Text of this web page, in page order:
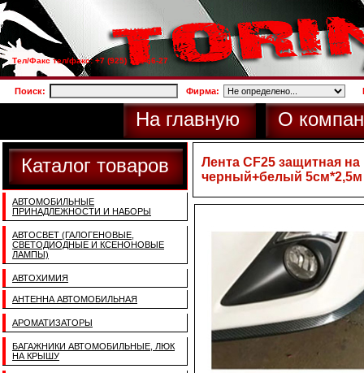
Тел/Факс тел/факс: +7 (925) 733-66-27
Поиск: Фирма:
На главную О
Каталог товаров
АВТОМОБИЛЬНЫЕ
ПРИНАДЛЕЖНОСТИ И НАБОРЫ
АВТОСВЕТ (ГАЛОГЕНОВЫЕ,
СВЕТОДИОДНЫЕ И КСЕНОНОВЫЕ
ЛАМПЫ)
АВТОХИМИЯ
АНТЕННА АВТОМОБИЛЬНАЯ
АРОМАТИЗАТОРЫ
БАГАЖНИКИ АВТОМОБИЛЬНЫЕ, ЛЮК
НА КРЫШУ
Лента CF25 защитная
черный+белый 5см*2,5м